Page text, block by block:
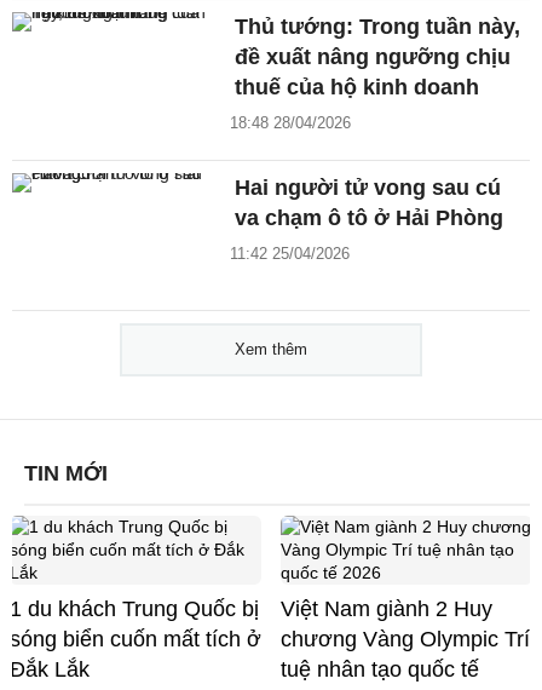
Thủ tướng: Trong tuần này,
đề xuất nâng ngưỡng chịu
thuế của hộ kinh doanh
18:48 28/04/2026
Hai người tử vong sau cú
va chạm ô tô ở Hải Phòng
11:42 25/04/2026
Xem thêm
TIN MỚI
1 du khách Trung Quốc bị
sóng biển cuốn mất tích ở
Đắk Lắk
Việt Nam giành 2 Huy
chương Vàng Olympic Trí
tuệ nhân tạo quốc tế